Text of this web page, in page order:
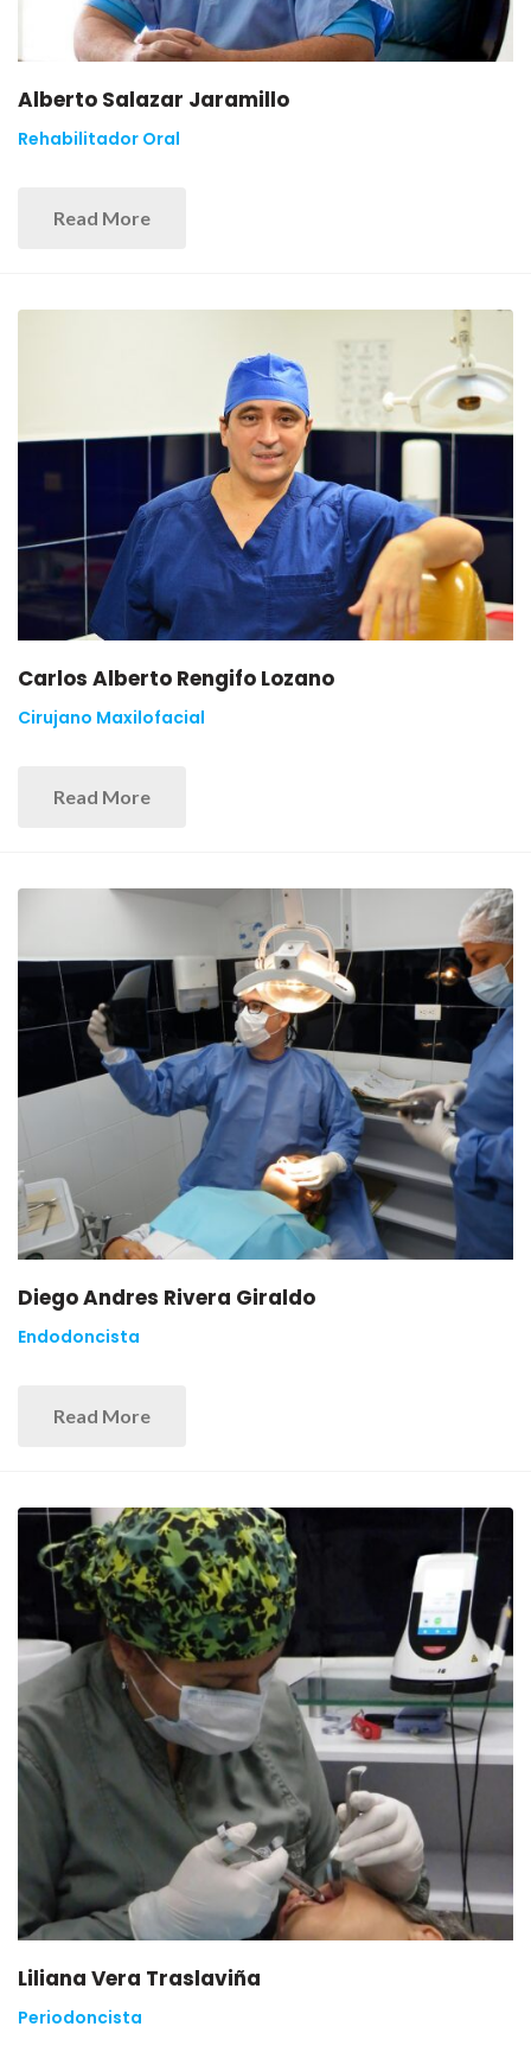
Alberto Salazar Jaramillo
Rehabilitador Oral
Read More
Carlos Alberto Rengifo Lozano
Cirujano Maxilofacial
Read More
Diego Andres Rivera Giraldo
Endodoncista
Read More
Liliana Vera Traslaviña
Periodoncista